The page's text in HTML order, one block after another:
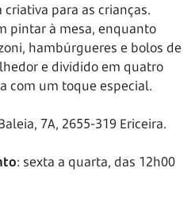
para as crianças.
pintar à mesa, enquanto
hambúrgueres e bolos de
e dividido em quatro
com um toque especial.
7A, 2655-319 Ericeira.
: sexta a quarta, das 12h00